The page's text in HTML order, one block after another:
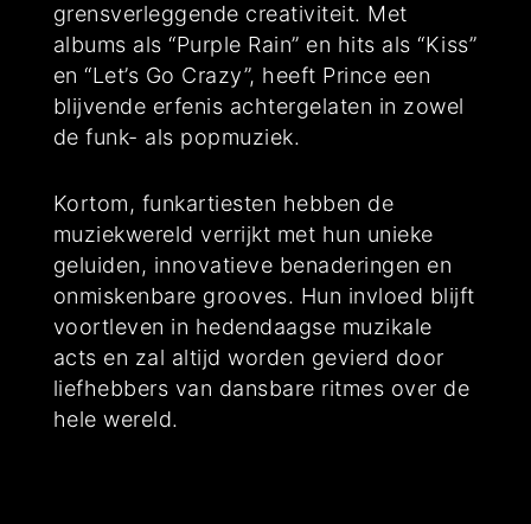
grensverleggende creativiteit. Met
albums als “Purple Rain” en hits als “Kiss”
en “Let’s Go Crazy”, heeft Prince een
blijvende erfenis achtergelaten in zowel
de funk- als popmuziek.
Kortom, funkartiesten hebben de
muziekwereld verrijkt met hun unieke
geluiden, innovatieve benaderingen en
onmiskenbare grooves. Hun invloed blijft
voortleven in hedendaagse muzikale
acts en zal altijd worden gevierd door
liefhebbers van dansbare ritmes over de
hele wereld.